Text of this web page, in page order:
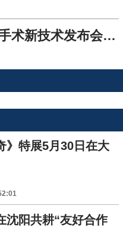
“爱尔眼科老视飞秒近视手术新技术发布会”在沈阳举行
》特展5月30日在大
沈阳共耕“友好合作